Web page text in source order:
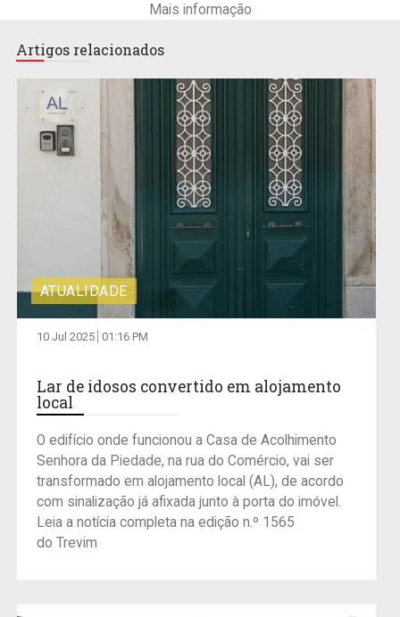
Mais informação
Artigos relacionados
ATUALIDADE
10 Jul 2025 01:16 PM
Lar de idosos convertido em alojamento
local
O edifício onde funcionou a Casa de Acolhimento
Senhora da Piedade, na rua do Comércio, vai ser
transformado em alojamento local (AL), de acordo
com sinalização já afixada junto à porta do imóvel.
Leia a notícia completa na edição n.º 1565
do Trevim